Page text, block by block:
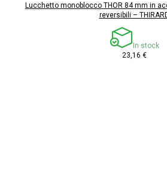
Lucchetto monoblocco THOR 84 mm in
reversibili –
In stock
23,16 €